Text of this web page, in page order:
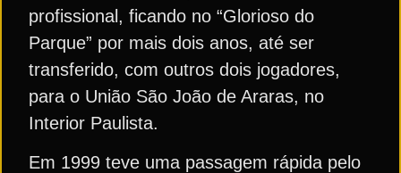
profissional, ficando no “Glorioso do
Parque” por mais dois anos, até ser
transferido, com outros dois jogadores,
para o União São João de Araras, no
Interior Paulista.
Em 1999 teve uma passagem rápida pelo